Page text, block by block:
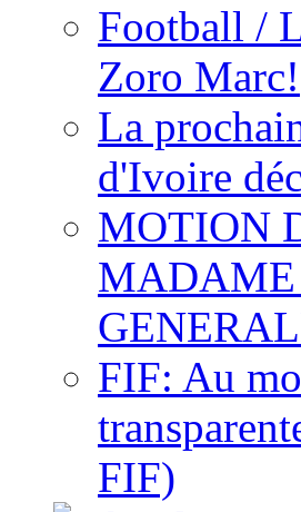
Football /
Zoro Marc!
La
d'Ivoire
MOTION
FIF: Au
FIF)